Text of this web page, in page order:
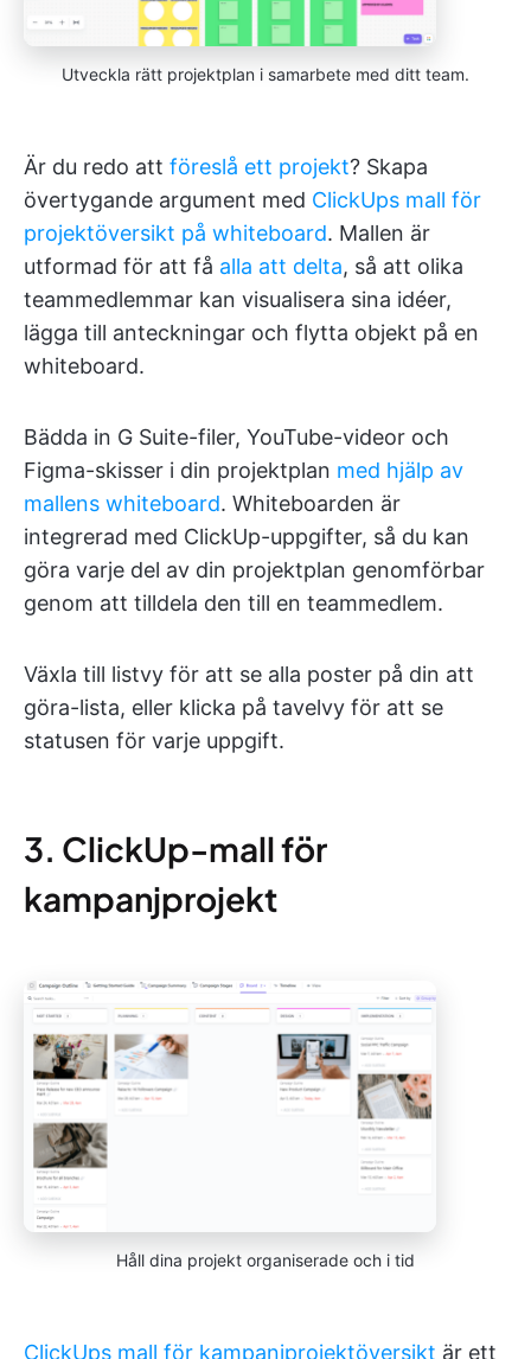
Utveckla rätt projektplan i samarbete med ditt team.
Är du redo att föreslå ett projekt? Skapa
övertygande argument med ClickUps mall för
projektöversikt på whiteboard. Mallen är
utformad för att få alla att delta, så att olika
teammedlemmar kan visualisera sina idéer,
lägga till anteckningar och flytta objekt på en
whiteboard.
Bädda in G Suite-filer, YouTube-videor och
Figma-skisser i din projektplan med hjälp av
mallens whiteboard. Whiteboarden är
integrerad med ClickUp-uppgifter, så du kan
göra varje del av din projektplan genomförbar
genom att tilldela den till en teammedlem.
Växla till listvy för att se alla poster på din att
göra-lista, eller klicka på tavelvy för att se
statusen för varje uppgift.
3. ClickUp-mall för
kampanjprojekt
Håll dina projekt organiserade och i tid
ClickUps mall för kampanjprojektöversikt är ett